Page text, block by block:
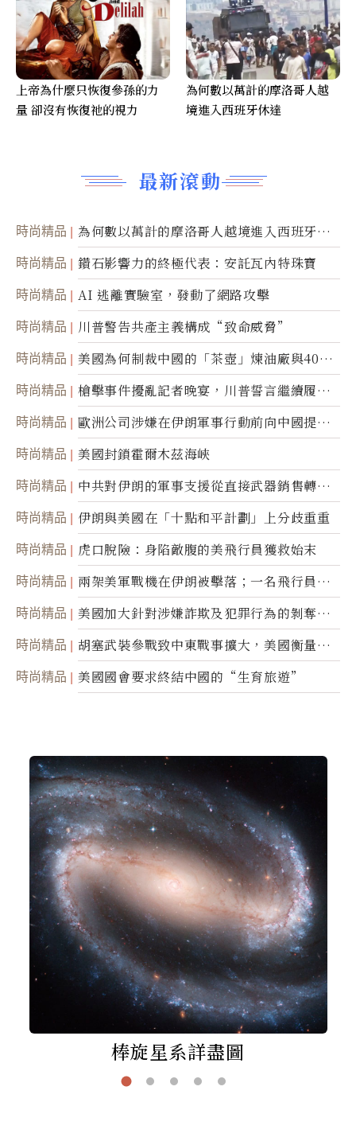
最新滾動
時尚精品
為何數以萬計的摩洛哥人越境進入西班牙休
達
時尚精品 鑽石影響力的終極代表：安託瓦內特珠寶
時尚精品 AI 逃離實驗室，發動了網路攻擊
時尚精品 川普警告共產主義構成“致命威脅”
時尚精品
美國為何制裁中國的「茶壺」煉油廠與40家
航運公司
時尚精品
槍擊事件擾亂記者晚宴，川普誓言繼續履行
職責
時尚精品
歐洲公司涉嫌在伊朗軍事行動前向中國提供
美軍基地的衛星影像
時尚精品 美國封鎖霍爾木茲海峽
時尚精品
中共對伊朗的軍事支援從直接武器銷售轉向
間接技術轉讓
時尚精品 伊朗與美國在「十點和平計劃」上分歧重重
時尚精品 虎口脫險：身陷敵腹的美飛行員獲救始末
時尚精品
兩架美軍戰機在伊朗被擊落；一名飛行員失
蹤
時尚精品
美國加大針對涉嫌詐欺及犯罪行為的剝奪公
民權力度
時尚精品
胡塞武裝參戰致中東戰事擴大，美國衡量地
面入侵的可能性
時尚精品 美國國會要求終結中國的“生育旅遊”
上帝為什麼只恢復參孫的力
量 卻沒有恢復祂的視力
為何數以萬計的摩洛哥人越
境進入西班牙休達
棒旋星系詳盡圖